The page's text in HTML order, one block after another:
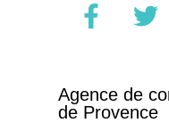
Agence de
de Provence